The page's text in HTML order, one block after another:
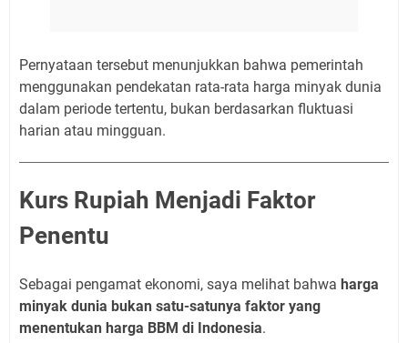
Pernyataan tersebut menunjukkan bahwa pemerintah
menggunakan pendekatan rata-rata harga minyak dunia
dalam periode tertentu, bukan berdasarkan fluktuasi
harian atau mingguan.
Kurs Rupiah Menjadi Faktor
Penentu
Sebagai pengamat ekonomi, saya melihat bahwa harga
minyak dunia bukan satu-satunya faktor yang
menentukan harga BBM di Indonesia.